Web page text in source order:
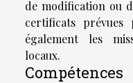
de modification ou
certificats prévues
également les
locaux.
Compétences